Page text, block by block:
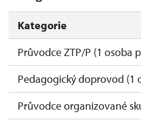
Kategorie
Průvodce ZTP/P (1 osoba
Pedagogický doprovod (1
Průvodce organizované